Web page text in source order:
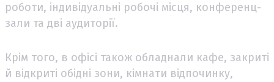
роботи, індивідуальні робочі місця, конференц-
зали та дві аудиторії.
Крім того, в офісі також обладнали кафе, закриті
й відкриті обідні зони, кімнати відпочинку,